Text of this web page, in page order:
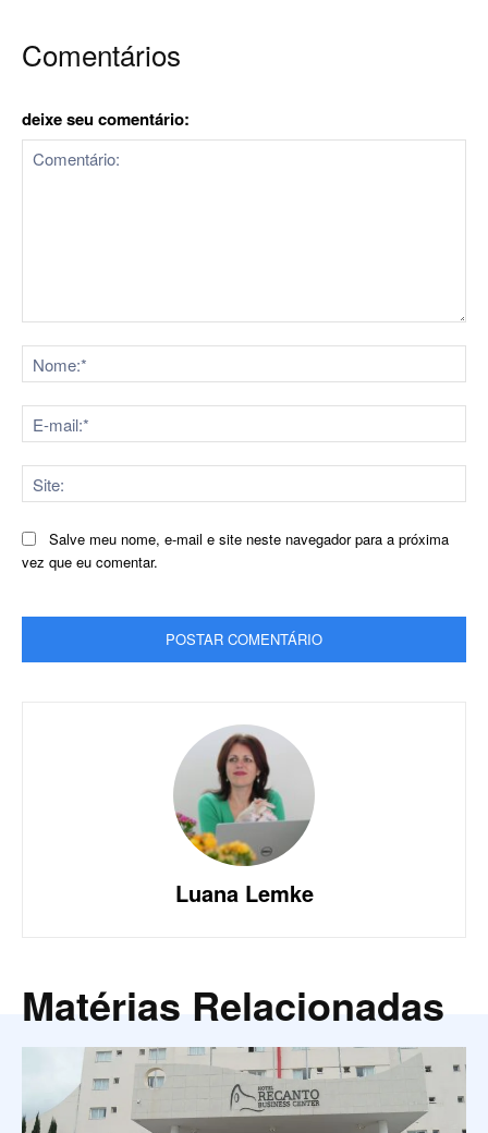
Comentários
deixe seu comentário:
Salve meu nome, e-mail e site neste navegador para a próxima
vez que eu comentar.
Luana Lemke
Matérias Relacionadas